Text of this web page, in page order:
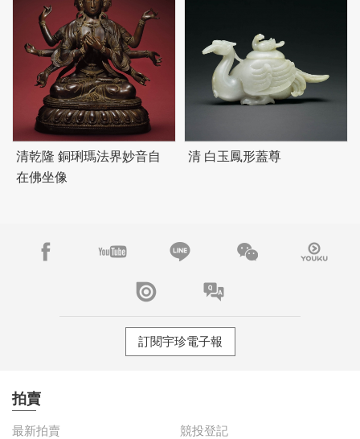
清乾隆 銅琍瑪法界妙音自
在佛坐像
清 白玉鳳形蓋尊
訂閱宇珍電子報
拍賣
最新拍賣 競投登記